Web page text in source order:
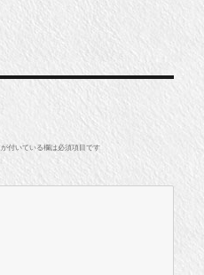
が付いている欄は必須項目です